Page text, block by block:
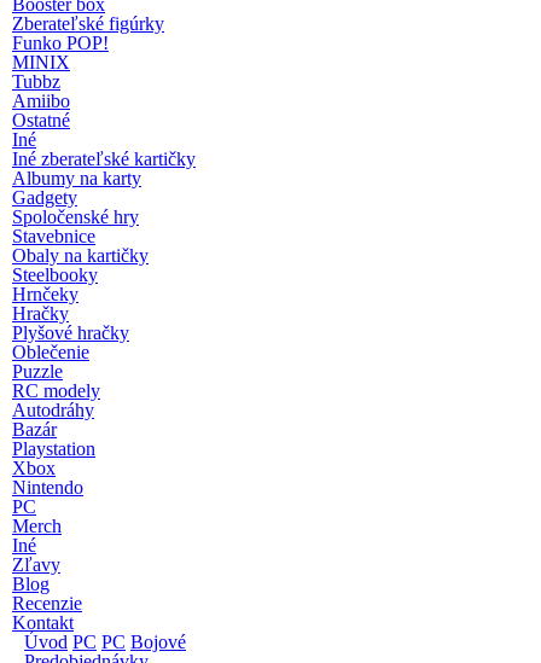
Booster box
Zberateľské figúrky
Funko POP!
MINIX
Tubbz
Amiibo
Ostatné
Iné
Iné zberateľské kartičky
Albumy na karty
Gadgety
Spoločenské hry
Stavebnice
Obaly na kartičky
Steelbooky
Hrnčeky
Hračky
Plyšové hračky
Oblečenie
Puzzle
RC modely
Autodráhy
Bazár
Playstation
Xbox
Nintendo
PC
Merch
Iné
Zľavy
Blog
Recenzie
Kontakt
Úvod PC PC Bojové